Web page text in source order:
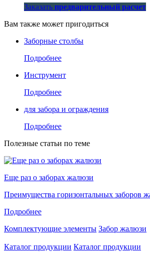
Заказать предварительный расчет
Вам также может пригодиться
Заборные столбы
Подробнее
Инструмент
Подробнее
для забора и ограждения
Подробнее
Полезные статьи по теме
Еще раз о заборах жалюзи
Преимущества горизонтальных заборов
Подробнее
Комплектующие элементы Забор жалюзи
Каталог продукции Каталог продукции